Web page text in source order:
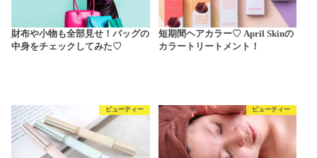
財布や小物も全部見せ！バッグの
中身をチェックしてみた♡
短期間ヘアカラー♡ April Skinの
カラートリートメント！
ビューティー ビューティー